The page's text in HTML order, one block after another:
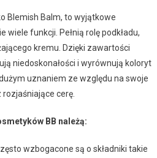
Blemish Balm, to wyjątkowe
wiele funkcji. Pełnią rolę podkładu,
kremu. Dzięki zawartości
niedoskonałości i wyrównują koloryt
uznaniem ze względu na swoje
cerę.
BB należą:
wzbogacone są o składniki takie